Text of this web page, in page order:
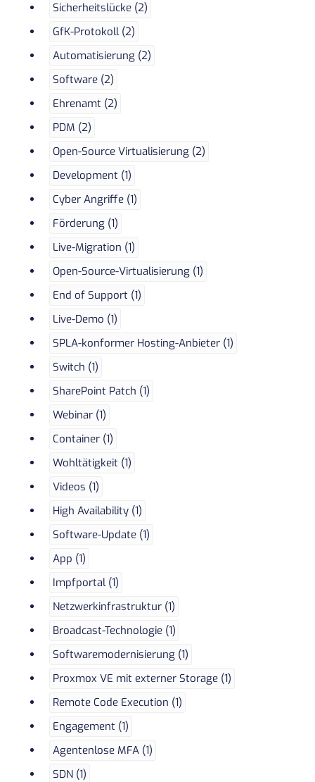
Sicherheitslücke (2)
GfK-Protokoll (2)
Automatisierung (2)
Software (2)
Ehrenamt (2)
PDM (2)
Open-Source Virtualisierung (2)
Development (1)
Cyber Angriffe (1)
Förderung (1)
Live-Migration (1)
Open-Source-Virtualisierung (1)
End of Support (1)
Live-Demo (1)
SPLA-konformer Hosting-Anbieter (1)
Switch (1)
SharePoint Patch (1)
Webinar (1)
Container (1)
Wohltätigkeit (1)
Videos (1)
High Availability (1)
Software-Update (1)
App (1)
Impfportal (1)
Netzwerkinfrastruktur (1)
Broadcast-Technologie (1)
Softwaremodernisierung (1)
Proxmox VE mit externer Storage (1)
Remote Code Execution (1)
Engagement (1)
Agentenlose MFA (1)
SDN (1)